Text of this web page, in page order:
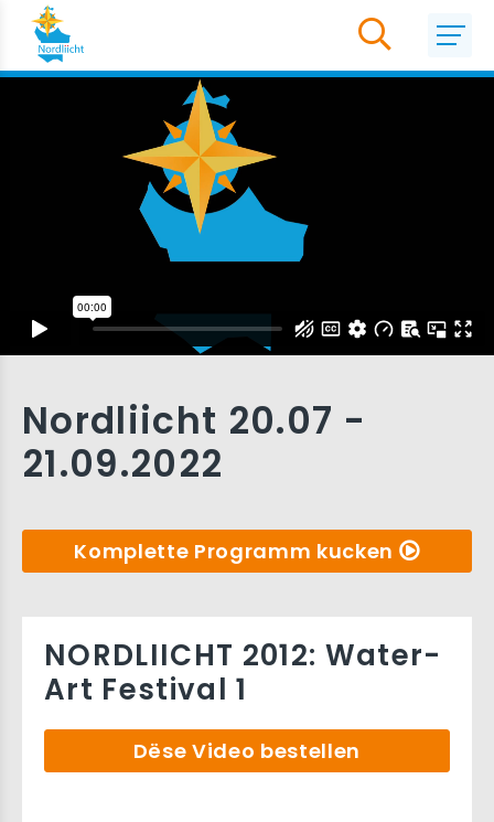
Nordliicht 20.07 -
21.09.2022
Komplette Programm kucken
NORDLIICHT 2012: Water-
Art Festival 1
Dëse Video bestellen